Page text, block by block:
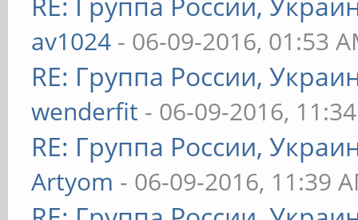
av1024 - 06-09-2016, 01:53
RE: Группа России,
wenderfit - 06-09-2016,
RE: Группа России,
Artyom - 06-09-2016, 11:39